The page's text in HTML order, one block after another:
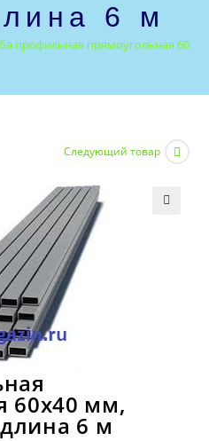
6 м
профильная прямоугольная
Следующий товар
60х40 мм,
6 м